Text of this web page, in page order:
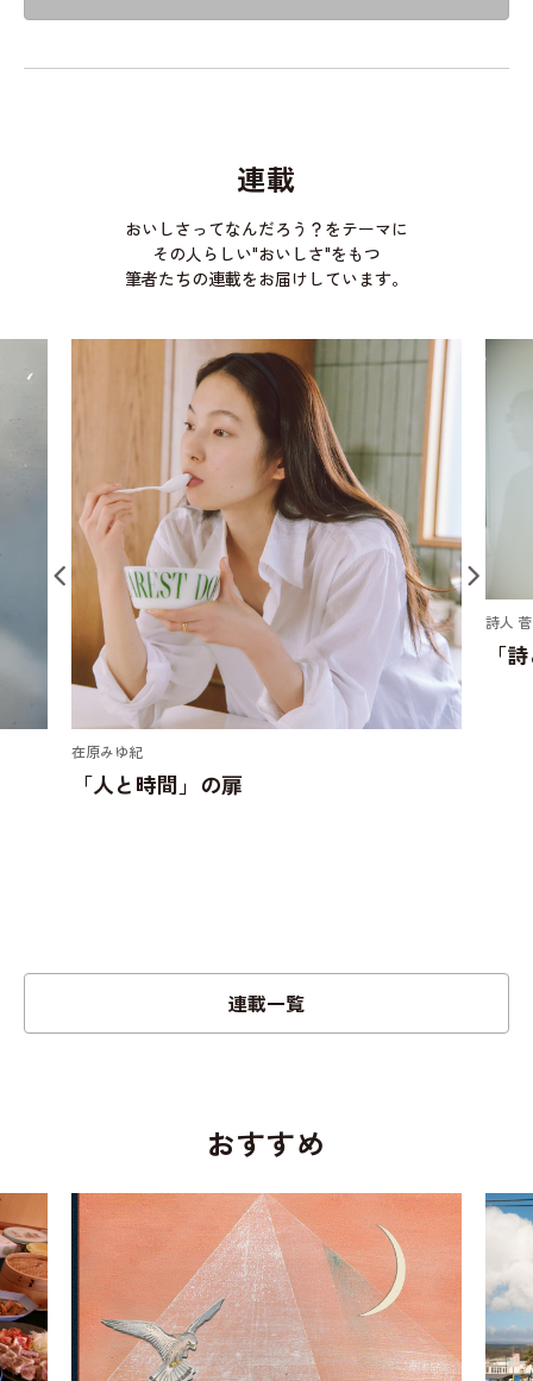
連載
おいしさってなんだろう？をテーマに
その人らしい"おいしさ"をもつ
筆者たちの連載をお届けしています。
在原みゆ紀
「人と時間」の扉
詩人
「
連載一覧
おすすめ